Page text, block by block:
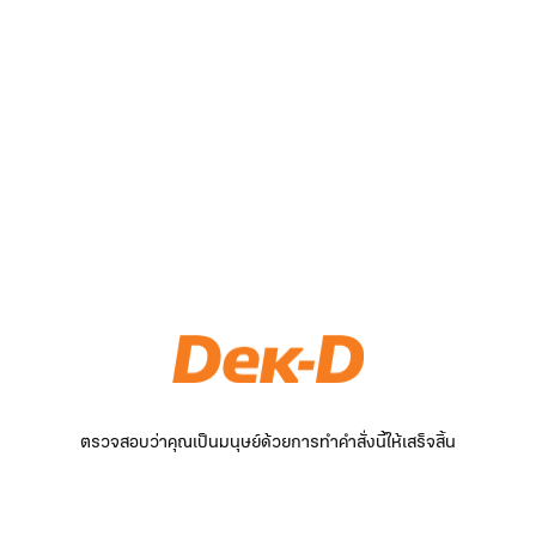
ตรวจสอบว่าคุณเป็นมนุษย์ด้วยการทำคำสั่งนี้ให้เสร็จสิ้น